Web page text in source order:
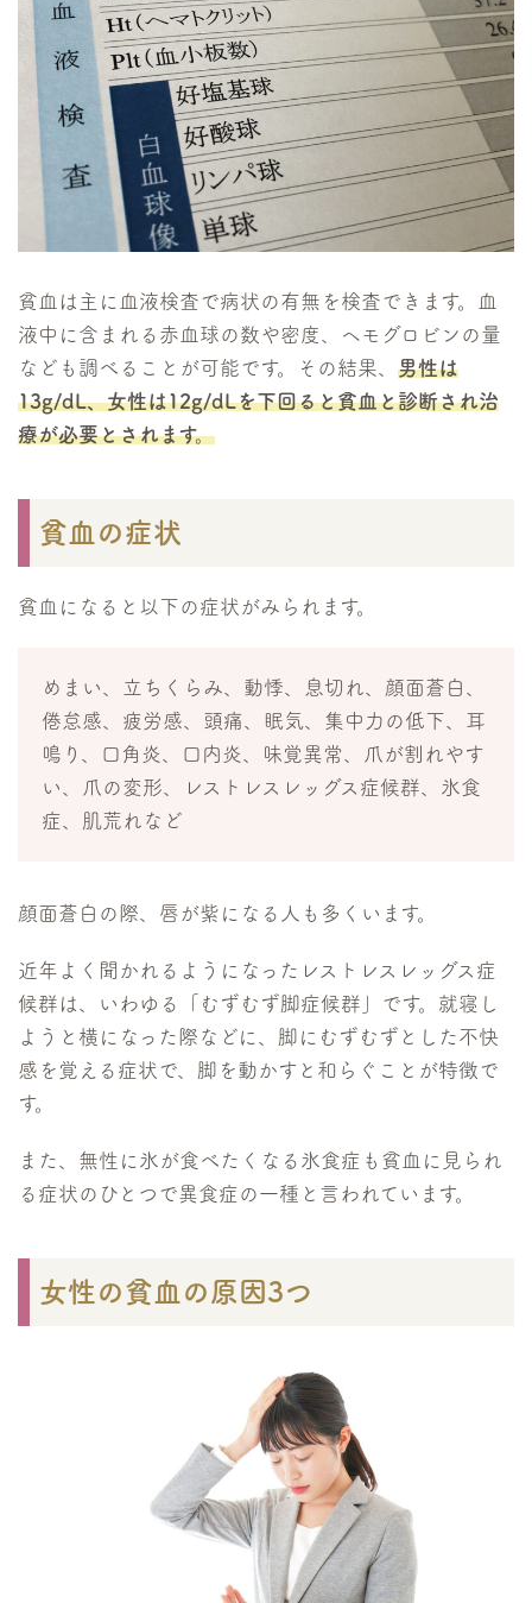
貧血は主に血液検査で病状の有無を検査できます。血
液中に含まれる赤血球の数や密度、ヘモグロビンの量
なども調べることが可能です。その結果、 男性は
13g/dL、女性は12g/dLを下回ると貧血と診断され治
療が必要とされます。
貧血の症状
貧血になると以下の症状がみられます。
めまい、立ちくらみ、動悸、息切れ、顔面蒼白、
倦怠感、疲労感、頭痛、眠気、集中力の低下、耳
鳴り、口角炎、口内炎、味覚異常、爪が割れやす
い、爪の変形、レストレスレッグス症候群、氷食
症、肌荒れなど
顔面蒼白の際、唇が紫になる人も多くいます。
近年よく聞かれるようになったレストレスレッグス症
候群は、いわゆる「むずむず脚症候群」です。就寝し
ようと横になった際などに、脚にむずむずとした不快
感を覚える症状で、脚を動かすと和らぐことが特徴で
す。
また、無性に氷が食べたくなる氷食症も貧血に見られ
る症状のひとつで異食症の一種と言われています。
女性の貧血の原因3つ